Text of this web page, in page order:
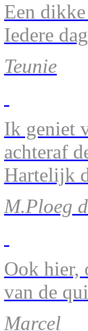
Een
Iedere
Teunie
Ik geniet
achteraf
Hartelijk
M.Ploeg
Ook hier,
van de
Marcel